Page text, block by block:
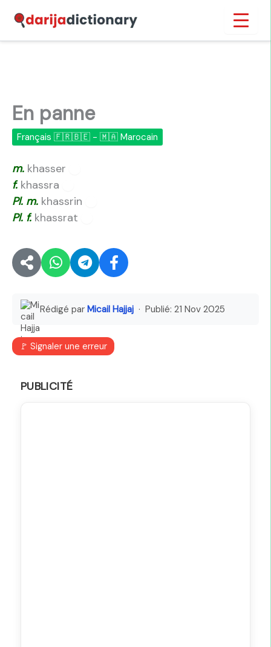
contenu
En panne
Français 🇫🇷🇧🇪 - 🇲🇦 Marocain
m. khasser
f.khassra
Pl. m. khassrin
Pl. f.khassrat
Rédigé par Micail Hajjaj · Publié: 21 Nov 2025
🚩 Signaler une erreur
PUBLICITÉ